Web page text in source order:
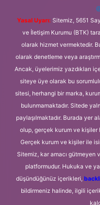
Yasal Uyarı: Sitemiz, 5651
ve İletişim Kurumu (BTK)
olarak hizmet vermektedir.
olarak denetleme veya
Ancak, üyelerimiz yazdıkları
siteye üye olarak bu
sitesi, herhangi bir marka,
bulunmamaktadır. Sitede
paylaşılmaktadır. Burada yer
olup, gerçek kurum ve kişiler
Gerçek kurum ve kişiler ile
Sitemiz, kar amacı gütmeyen
platformudur. Hukuka ve
düşündüğünüz içerikleri,
bildirmeniz halinde, ilgili